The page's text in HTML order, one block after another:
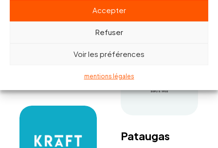
Accepter
Refuser
Voir les préférences
mentions légales
Hyères
Pataugas